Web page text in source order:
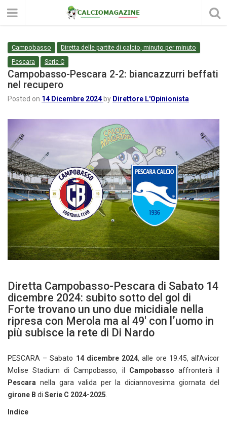
Campobasso
Diretta delle partite di calcio, minuto per minuto
Pescara
Serie C
Campobasso-Pescara 2-2: biancazzurri beffati
nel recupero
Posted on 14 Dicembre 2024 by Direttore L'Opinionista
Diretta Campobasso-Pescara di Sabato 14
dicembre 2024: subito sotto del gol di
Forte trovano un uno due micidiale nella
ripresa con Merola ma al 49′ con l’uomo in
più subisce la rete di Di Nardo
PESCARA – Sabato 14 dicembre 2024, alle ore 19.45, all’Avicor
Molise Stadium di Campobasso, il Campobasso affronterà il
Pescara nella gara valida per la diciannovesima giornata del
girone B di Serie C 2024-2025.
Indice